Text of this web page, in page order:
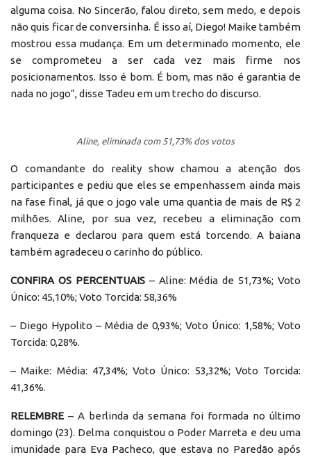
alguma coisa. No Sincerão, falou direto, sem medo, e depois
não quis ficar de conversinha. É isso aí, Diego! Maike também
mostrou essa mudança. Em um determinado momento, ele
se comprometeu a ser cada vez mais firme nos
posicionamentos. Isso é bom. É bom, mas não é garantia de
nada no jogo”, disse Tadeu em um trecho do discurso.
Aline, eliminada com 51,73% dos votos
O comandante do reality show chamou a atenção dos
participantes e pediu que eles se empenhassem ainda mais
na fase final, já que o jogo vale uma quantia de mais de R$ 2
milhões. Aline, por sua vez, recebeu a eliminação com
franqueza e declarou para quem está torcendo. A baiana
também agradeceu o carinho do público.
CONFIRA OS PERCENTUAIS– Aline: Média de 51,73%; Voto
Único: 45,10%; Voto Torcida: 58,36%
– Diego Hypolito – Média de 0,93%; Voto Único: 1,58%; Voto
Torcida: 0,28%.
– Maike: Média: 47,34%; Voto Único: 53,32%; Voto Torcida:
41,36%.
RELEMBRE – A berlinda da semana foi formada no último
domingo (23). Delma conquistou o Poder Marreta e deu uma
imunidade para Eva Pacheco, que estava no Paredão após